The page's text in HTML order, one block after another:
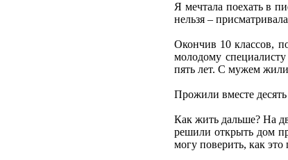
Я мечтала поехать в
нельзя –
Окончив 10 классов,
молодому
пять лет. С мужем
Прожили вместе
Как жить дальше? На
решили открыть дом
могу поверить, как это